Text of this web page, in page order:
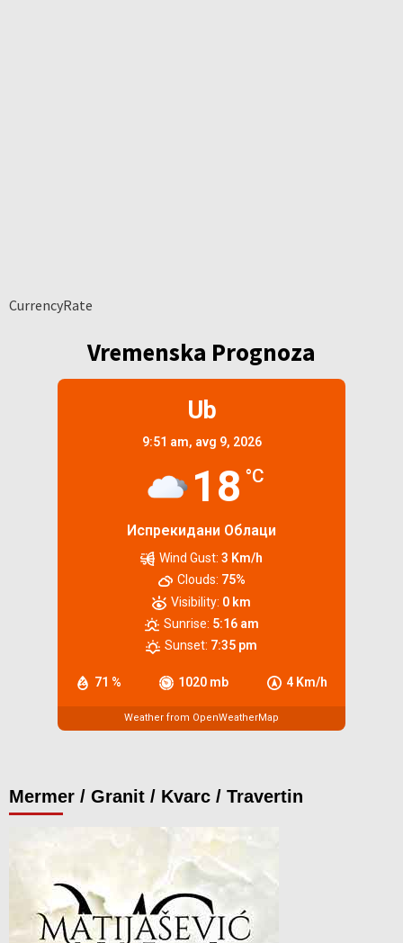
CurrencyRate
Vremenska Prognoza
Ub
9:51 am, avg 9, 2026
18 °C
Испрекидани Облаци
71 % 1020 mb 4 Km/h
Wind Gust: 3 Km/h
Clouds: 75%
Visibility: 0 km
Sunrise: 5:16 am
Sunset: 7:35 pm
Weather from OpenWeatherMap
Mermer / Granit / Kvarc / Travertin